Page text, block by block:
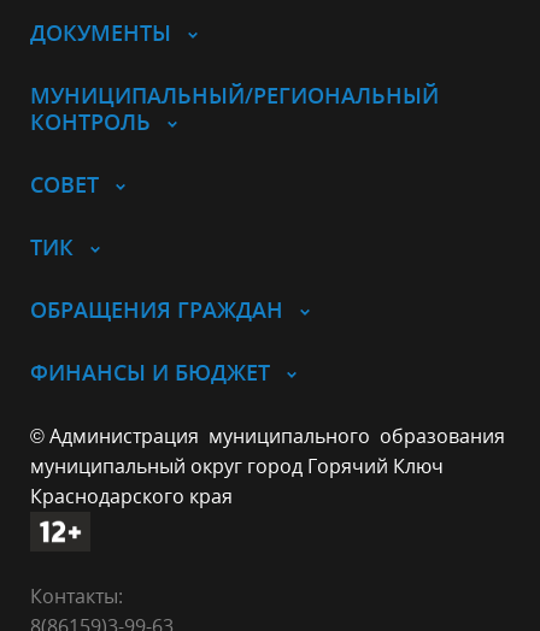
ДОКУМЕНТЫ
МУНИЦИПАЛЬНЫЙ/РЕГИОНАЛЬНЫЙ
КОНТРОЛЬ
СОВЕТ
ТИК
ОБРАЩЕНИЯ ГРАЖДАН
ФИНАНСЫ И БЮДЖЕТ
© Администрация муниципального образования
муниципальный округ город Горячий Ключ
Краснодарского края
Контакты: